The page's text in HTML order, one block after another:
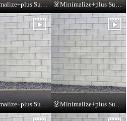
👗Minimalize+plus Summer Collection👗 👗Minimalize+plus Summer Collection👗
👗Minimalize+plus Summer Collection👗 👗Minimalize+plus Summer Collection👗